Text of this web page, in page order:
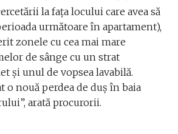
la faţa locului care avea să
următoare în apartament),
zonele cu cea mai mare
de sânge cu un strat
şi unul de vopsea lavabilă.
o nouă perdea de duş în baia
arată procurorii.